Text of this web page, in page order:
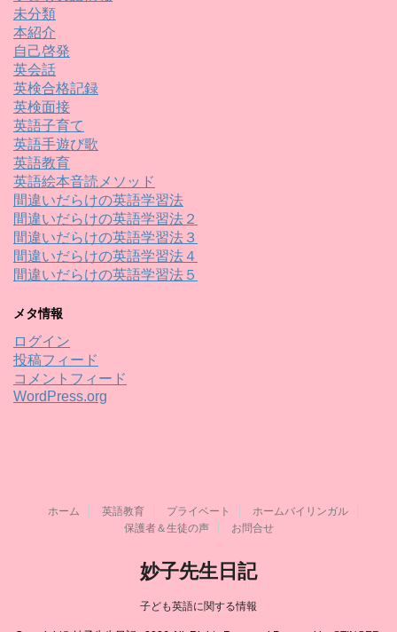
未分類
本紹介
自己啓発
英会話
英検合格記録
英検面接
英語子育て
英語手遊び歌
英語教育
英語絵本音読メソッド
間違いだらけの英語学習法
間違いだらけの英語学習法２
間違いだらけの英語学習法３
間違いだらけの英語学習法４
間違いだらけの英語学習法５
メタ情報
ログイン
投稿フィード
コメントフィード
WordPress.org
ホーム 英語教育 プライベート
ホームバイリンガル
保護者＆生徒の声
お問合せ
妙子先生日記
子ども英語に関する情報